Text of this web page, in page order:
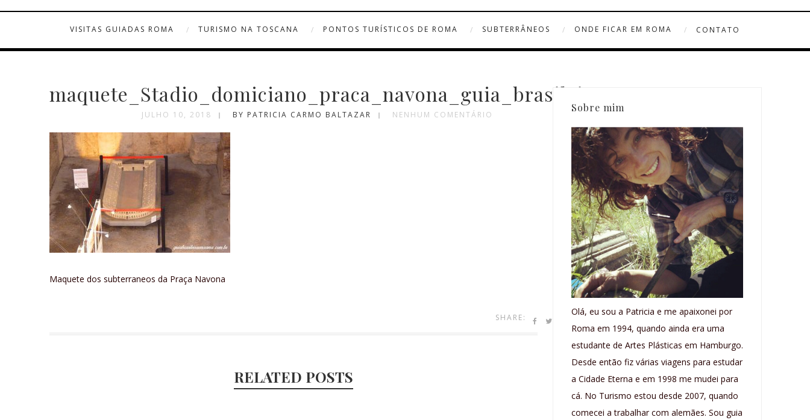
VISITAS GUIADAS ROMA TURISMO NA TOSCANA PONTOS TURÍSTICOS DE ROMA SUBTERRÂNEOS ONDE FICAR EM ROMA CONTATO
maquete_Stadio_domiciano_praca_navona_guia_brasileira
JULHO 10, 2018 BY PATRICIA CARMO BALTAZAR NENHUM COMENTÁRIO
Maquete dos subterraneos da Praça Navona
SHARE:
RELATED POSTS
Sobre mim
Olá, eu sou a Patricia e me apaixonei por
Roma em 1994, quando ainda era uma
estudante de Artes Plásticas em Hamburgo.
Desde então fiz várias viagens para estudar
a Cidade Eterna e em 1998 me mudei para
cá. No Turismo estou desde 2007, quando
comecei a trabalhar com alemães. Sou guia